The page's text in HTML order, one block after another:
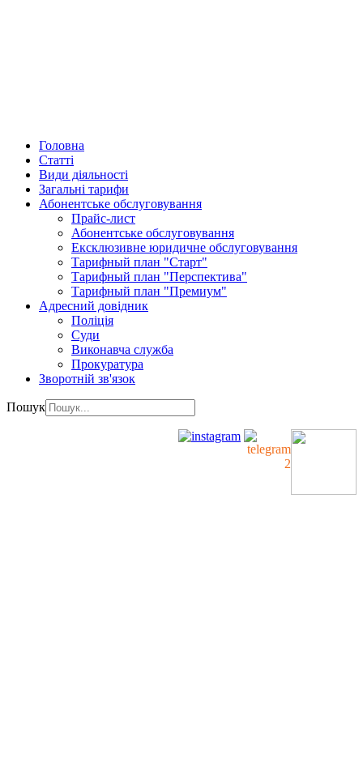
Головна
Статті
Види діяльності
Загальні тарифи
Абонентське обслуговування
Прайс-лист
Абонентське обслуговування
Ексклюзивне юридичне обслуговування
Тарифный план "Старт"
Тарифный план "Перспектива"
Тарифный план "Премиум"
Адресний довідник
Поліція
Суди
Виконавча служба
Прокуратура
Зворотній зв'язок
Пошук